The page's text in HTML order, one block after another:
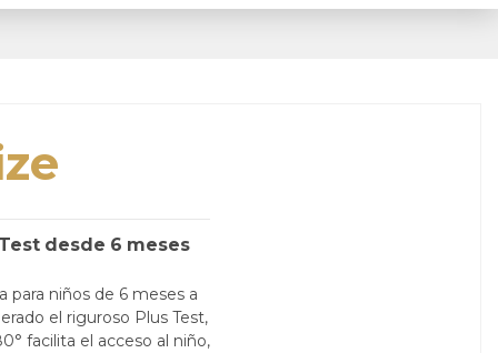
desde 6 meses
para niños de 6 meses a
el riguroso Plus Test,
facilita el acceso al niño,